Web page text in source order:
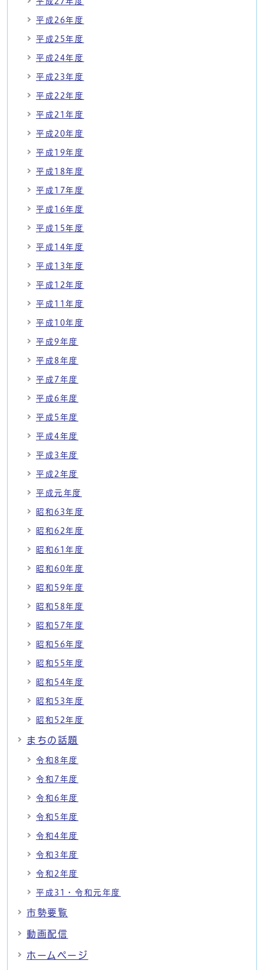
平成26年度
平成25年度
平成24年度
平成23年度
平成22年度
平成21年度
平成20年度
平成19年度
平成18年度
平成17年度
平成16年度
平成15年度
平成14年度
平成13年度
平成12年度
平成11年度
平成10年度
平成9年度
平成8年度
平成7年度
平成6年度
平成5年度
平成4年度
平成3年度
平成2年度
平成元年度
昭和63年度
昭和62年度
昭和61年度
昭和60年度
昭和59年度
昭和58年度
昭和57年度
昭和56年度
昭和55年度
昭和54年度
昭和53年度
昭和52年度
まちの話題
令和8年度
令和7年度
令和6年度
令和5年度
令和4年度
令和3年度
令和2年度
平成31・令和元年度
市勢要覧
動画配信
ホームページ